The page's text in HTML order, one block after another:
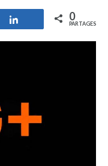
Partagez 0
PARTAGES